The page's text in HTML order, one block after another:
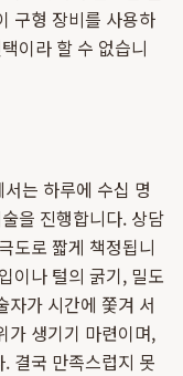
구형 장비를 사용하
이라 할 수 없습니
는 하루에 수십 명
을 진행합니다. 상담
도로 짧게 책정됩니
이나 털의 굵기, 밀도
자가 시간에 쫓겨 서
가 생기기 마련이며,
결국 만족스럽지 못